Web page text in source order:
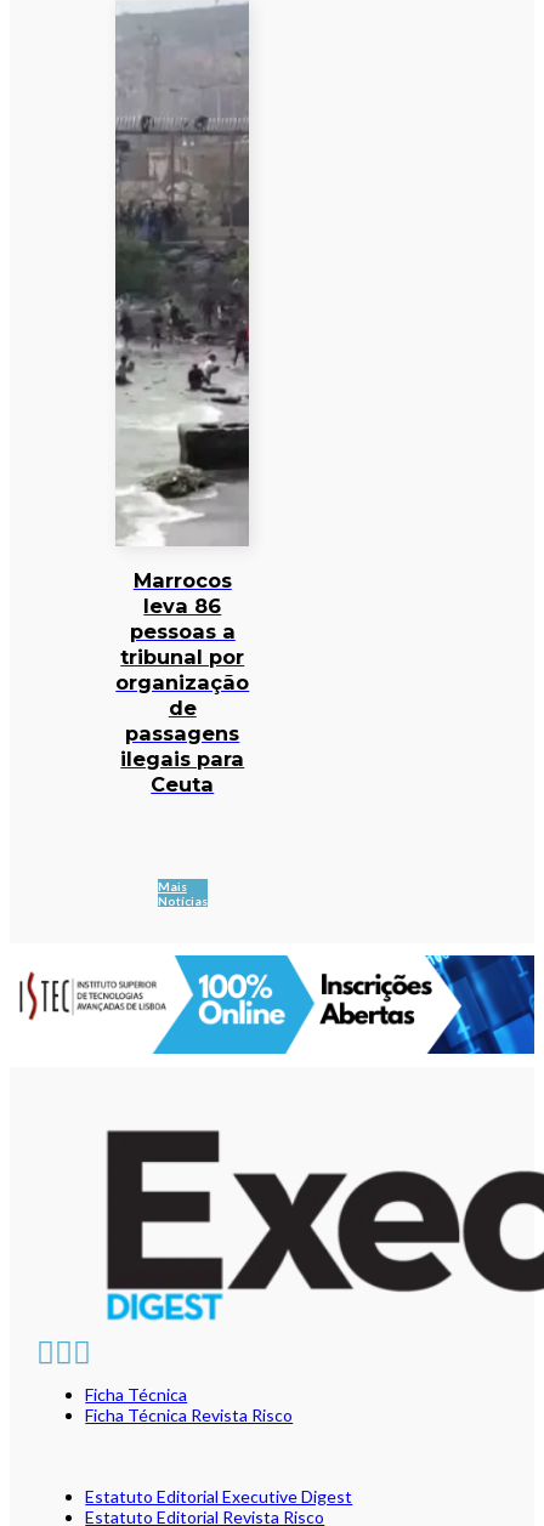
Marrocos
leva 86
pessoas a
tribunal por
organização
de
passagens
ilegais para
Ceuta
Mais
Notícias
Ficha Técnica
Ficha Técnica Revista Risco
Estatuto Editorial Executive Digest
Estatuto Editorial Revista Risco